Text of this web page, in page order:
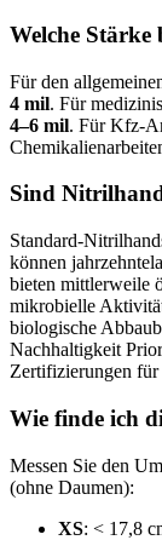
Welche Stärke
Für den
4 mil. Für
4–6 mil. Für Kfz-
Sind
Standard-
können
bieten mittlerweile
mikrobielle
biologische
Nachhaltigkeit
Zertifizierungen für
Wie finde ich
Messen Sie den
(ohne Daumen):
XS: < 17,8